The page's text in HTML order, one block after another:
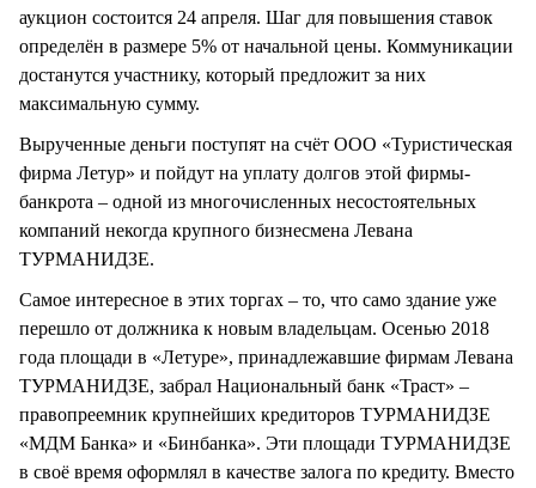
аукцион состоится 24 апреля. Шаг для повышения ставок
определён в размере 5% от начальной цены. Коммуникации
достанутся участнику, который предложит за них
максимальную сумму.
Вырученные деньги поступят на счёт ООО «Туристическая
фирма Летур» и пойдут на уплату долгов этой фирмы-
банкрота – одной из многочисленных несостоятельных
компаний некогда крупного бизнесмена Левана
ТУРМАНИДЗЕ.
Самое интересное в этих торгах – то, что само здание уже
перешло от должника к новым владельцам. Осенью 2018
года площади в «Летуре», принадлежавшие фирмам Левана
ТУРМАНИДЗЕ, забрал Национальный банк «Траст» –
правопреемник крупнейших кредиторов ТУРМАНИДЗЕ
«МДМ Банка» и «Бинбанка». Эти площади ТУРМАНИДЗЕ
в своё время оформлял в качестве залога по кредиту. Вместо